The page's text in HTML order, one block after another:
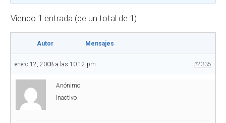
Viendo 1 entrada (de un total de 1)
Autor Mensajes
enero 12, 2008 a las 10:12 pm #2335
Anónimo
Inactivo